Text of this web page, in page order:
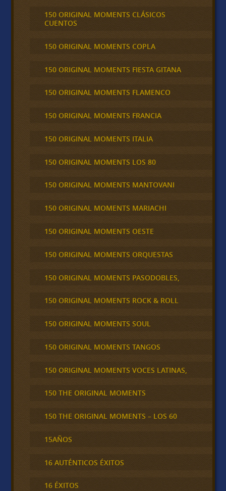
150 ORIGINAL MOMENTS CLÁSICOS
CUENTOS
150 ORIGINAL MOMENTS COPLA
150 ORIGINAL MOMENTS FIESTA GITANA
150 ORIGINAL MOMENTS FLAMENCO
150 ORIGINAL MOMENTS FRANCIA
150 ORIGINAL MOMENTS ITALIA
150 ORIGINAL MOMENTS LOS 80
150 ORIGINAL MOMENTS MANTOVANI
150 ORIGINAL MOMENTS MARIACHI
150 ORIGINAL MOMENTS OESTE
150 ORIGINAL MOMENTS ORQUESTAS
150 ORIGINAL MOMENTS PASODOBLES,
150 ORIGINAL MOMENTS ROCK & ROLL
150 ORIGINAL MOMENTS SOUL
150 ORIGINAL MOMENTS TANGOS
150 ORIGINAL MOMENTS VOCES LATINAS,
150 THE ORIGINAL MOMENTS
150 THE ORIGINAL MOMENTS – LOS 60
15AÑOS
16 AUTÉNTICOS ÉXITOS
16 ÉXITOS